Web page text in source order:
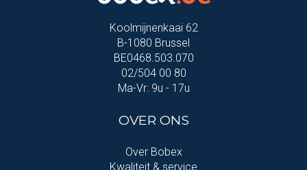
Koolmijnenkaai 62
B-1080 Brussel
BE0468.503.070
02/504 00 80
Ma-Vr: 9u - 17u
OVER ONS
Over Bobex
Kwaliteit & service